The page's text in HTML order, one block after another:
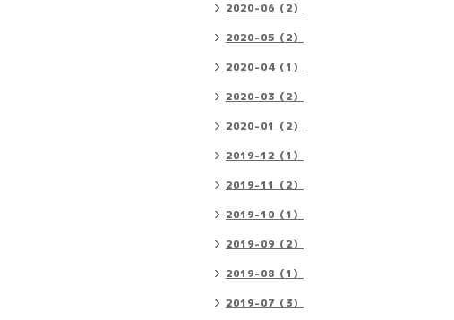
2020-06（2）
2020-05（2）
2020-04（1）
2020-03（2）
2020-01（2）
2019-12（1）
2019-11（2）
2019-10（1）
2019-09（2）
2019-08（1）
2019-07（3）